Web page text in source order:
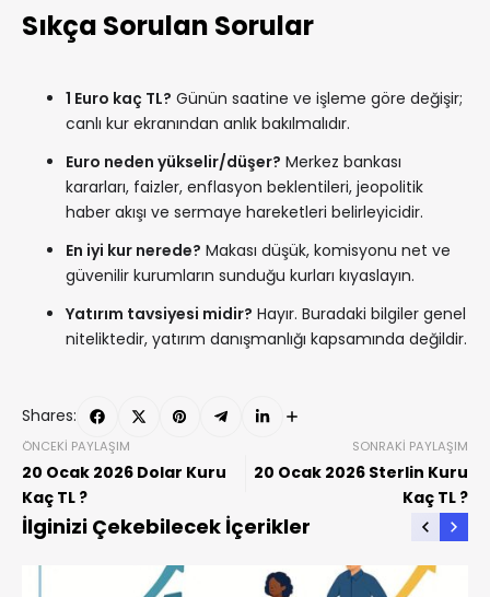
Sıkça Sorulan Sorular
1 Euro kaç TL? Günün saatine ve işleme göre değişir;
canlı kur ekranından anlık bakılmalıdır.
Euro neden yükselir/düşer? Merkez bankası
kararları, faizler, enflasyon beklentileri, jeopolitik
haber akışı ve sermaye hareketleri belirleyicidir.
En iyi kur nerede? Makası düşük, komisyonu net ve
güvenilir kurumların sunduğu kurları kıyaslayın.
Yatırım tavsiyesi midir? Hayır. Buradaki bilgiler genel
niteliktedir, yatırım danışmanlığı kapsamında değildir.
Shares:
ÖNCEKI PAYLAŞIM
20 Ocak 2026 Dolar Kuru
Kaç TL ?
SONRAKI PAYLAŞIM
20 Ocak 2026 Sterlin Kuru
Kaç TL ?
İlginizi Çekebilecek İçerikler